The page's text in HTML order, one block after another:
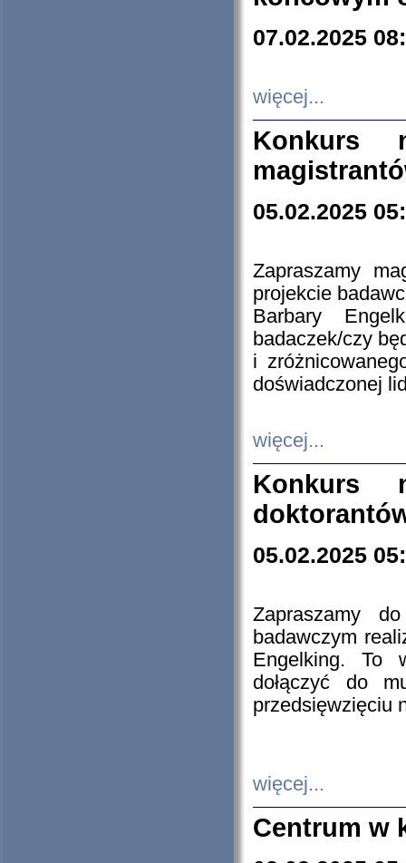
07.02.2025
więcej...
Konkurs
05.02.2025
Zapraszamy
projekcie
Barbary
badaczek/czy
i
doświadczonej
więcej...
Konkurs
05.02.2025
Zapraszamy
badawczym
Engelking. To
dołączyć do
przedsięwzięciu
więcej...
Centrum w